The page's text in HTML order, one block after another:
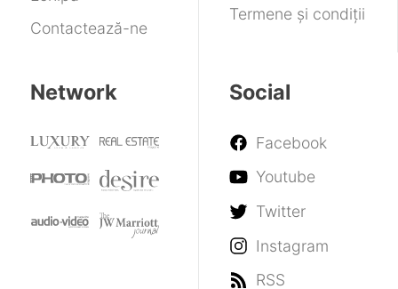
Contactează-ne
Termene și condiții
Network Social
Facebook
Youtube
Twitter
Instagram
RSS